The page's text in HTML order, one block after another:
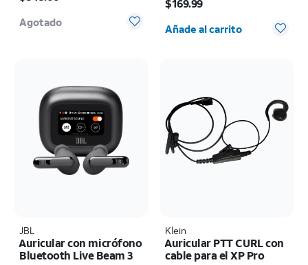
Agotado
$169.99
Cantidad seleccionada: 0
Añade al carrito
JBL
Auricular con micrófono
Bluetooth Live Beam 3
Klein
Auricular PTT CURL con
cable para el XP Pro